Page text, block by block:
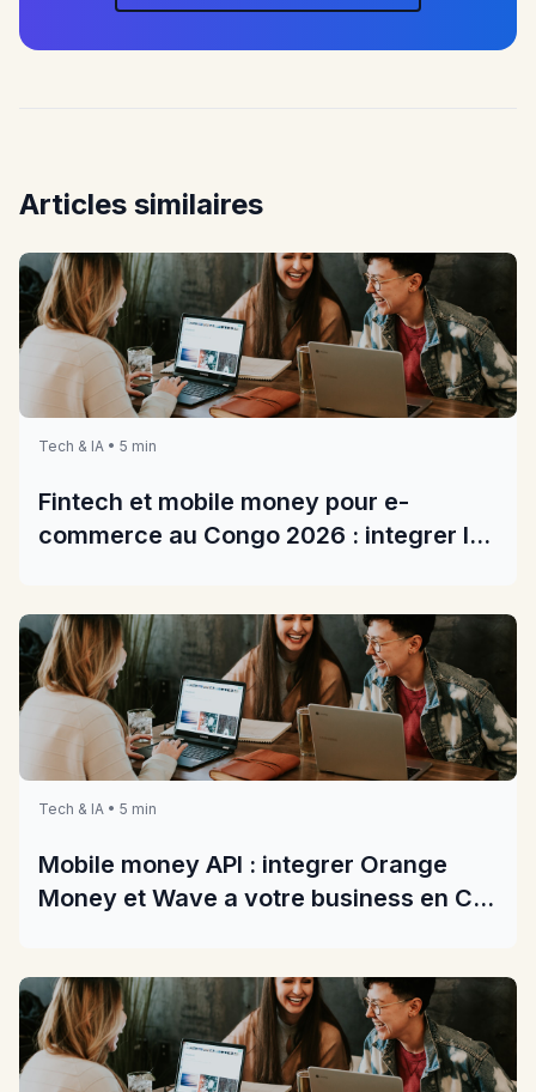
Articles similaires
Tech & IA • 5 min
Fintech et mobile money pour e-
commerce au Congo 2026 : integrer les
Tech & IA • 5 min
Mobile money API : integrer Orange
Money et Wave a votre business en CI